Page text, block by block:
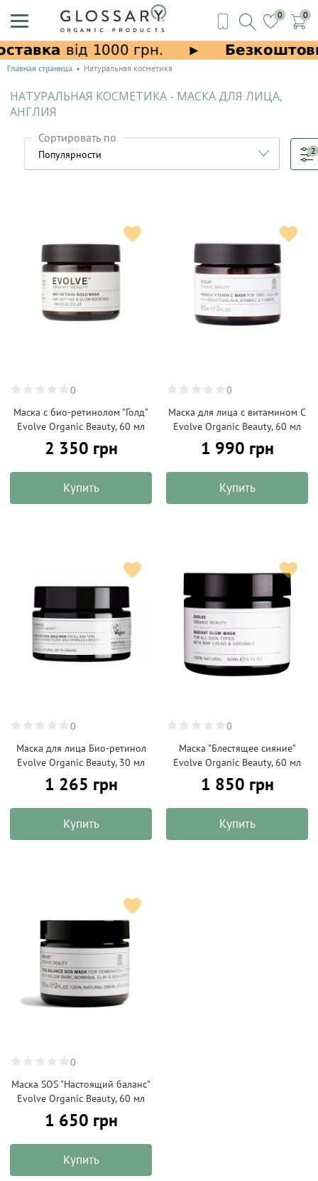
0 0
Главная страница Натуральная косметика
НАТУРАЛЬНАЯ КОСМЕТИКА - МАСКА ДЛЯ ЛИЦА,
АНГЛИЯ
Сортировать по
2
0
Маска с био-ретинолом "Голд"
Evolve Organic Beauty, 60 мл
2 350 грн
Купить
0
Маска для лица с витамином С
Evolve Organic Beauty, 60 мл
1 990 грн
Купить
0
Маска для лица Био-ретинол
Evolve Organic Beauty, 30 мл
1 265 грн
Купить
0
Маска "Блестящее сияние"
Evolve Organic Beauty, 60 мл
1 850 грн
Купить
0
Маска SOS "Настоящий баланс"
Evolve Organic Beauty, 60 мл
1 650 грн
Купить